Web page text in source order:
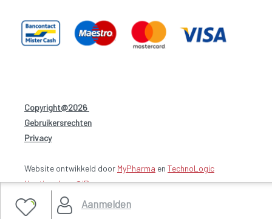
Aanmelden
Copyright@2026
Gebruikersrechten
Privacy-
Website ontwikkeld door MyPharma en TechnoLogic
Hosting door @iPower